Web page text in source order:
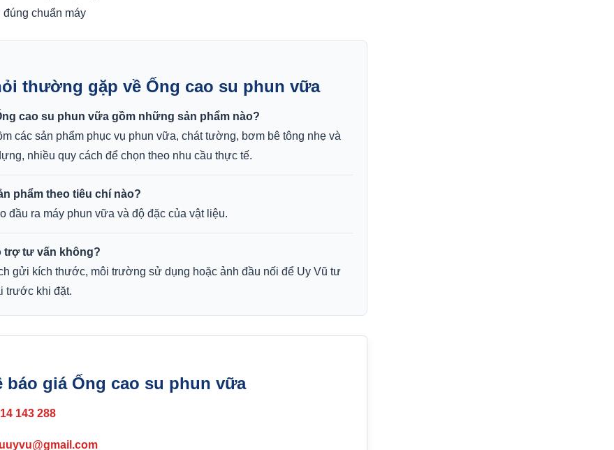
đúng chuẩn máy
thường gặp về Ống cao su phun vữa
cao su phun vữa gồm những sản phẩm nào?
các sản phẩm phục vụ phun vữa, chát tường, bơm bê tông nhẹ và
nhiều quy cách để chọn theo nhu cầu thực tế.
phẩm theo tiêu chí nào?
đầu ra máy phun vữa và độ đặc của vật liệu.
trợ tư vấn không?
gửi kích thước, môi trường sử dụng hoặc ảnh đầu nối để Uy Vũ tư
trước khi đặt.
báo giá Ống cao su phun vữa
143 288